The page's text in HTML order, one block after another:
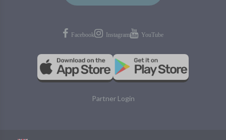
Partner Login